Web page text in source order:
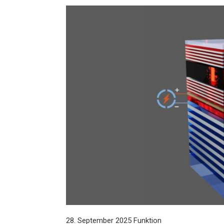
28. September 2025 Funktion